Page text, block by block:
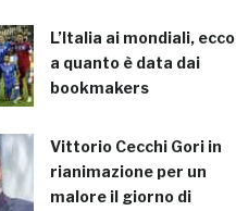
L’Italia ai mondiali, ecco
a quanto è data dai
bookmakers
Vittorio Cecchi Gori in
rianimazione per un
malore il giorno di